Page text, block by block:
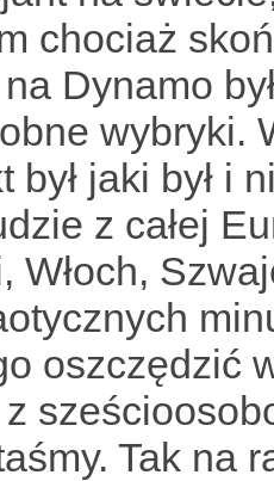
chociaż
wybryki.
był jaki był i
z całej
Włoch,
oszczędzić
Tak na